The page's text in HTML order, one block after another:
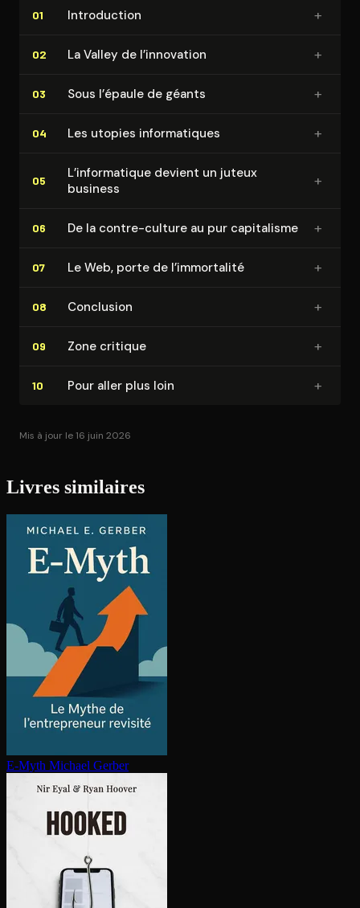
01 In­tro­duc­tion +
02 La Valley de l’innovation +
03 Sous l’épaule de géants +
04 Les utopies in­for­ma­tiques +
05
L’in­for­ma­tique devient un juteux
business
+
06 De la contre-culture au pur capitalisme +
07 Le Web, porte de l’immortalité +
08 Conclusion +
09 Zone critique +
10 Pour aller plus loin +
Mis à jour le 16 juin 2026
Livres similaires
E-Myth Michael Gerber